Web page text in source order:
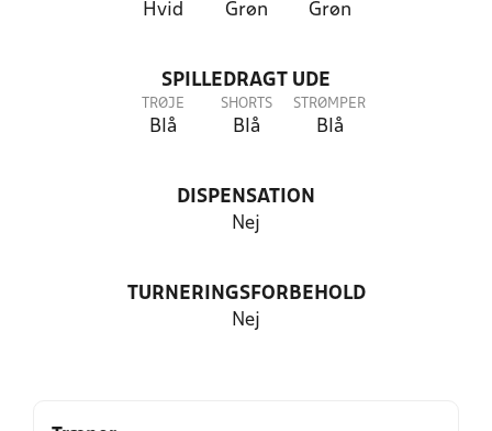
Hvid Grøn Grøn
SPILLEDRAGT UDE
TRØJE
Blå
SHORTS
Blå
STRØMPER
Blå
DISPENSATION
Nej
TURNERINGSFORBEHOLD
Nej